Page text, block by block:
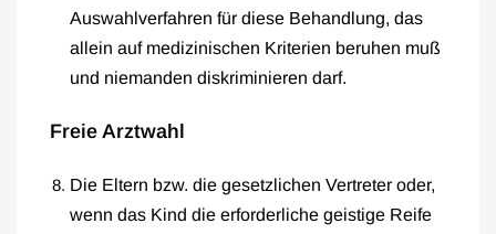
Auswahlverfahren für diese Behandlung, das
allein auf medizinischen Kriterien beruhen muß
und niemanden diskriminieren darf.
Freie Arztwahl
Die Eltern bzw. die gesetzlichen Vertreter oder,
wenn das Kind die erforderliche geistige Reife